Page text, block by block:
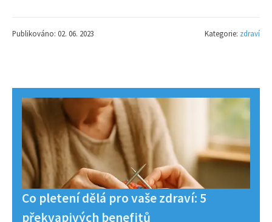
Publikováno: 02. 06. 2023 Kategorie: zdraví
Co pletení dělá pro vaše zdraví: 5
překvapivých benefitů